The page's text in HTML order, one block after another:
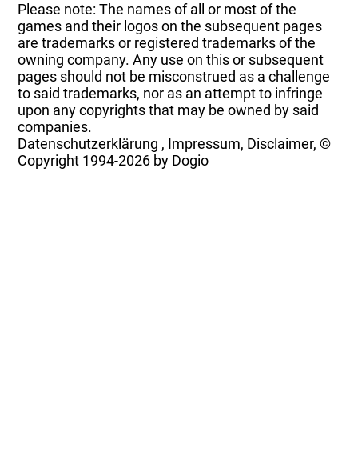
Please note: The names of all or most of the
games and their logos on the subsequent pages
are trademarks or registered trademarks of the
owning company. Any use on this or subsequent
pages should not be misconstrued as a challenge
to said trademarks, nor as an attempt to infringe
upon any copyrights that may be owned by said
companies.
Datenschutzerklärung , Impressum, Disclaimer, ©
Copyright 1994-2026 by Dogio